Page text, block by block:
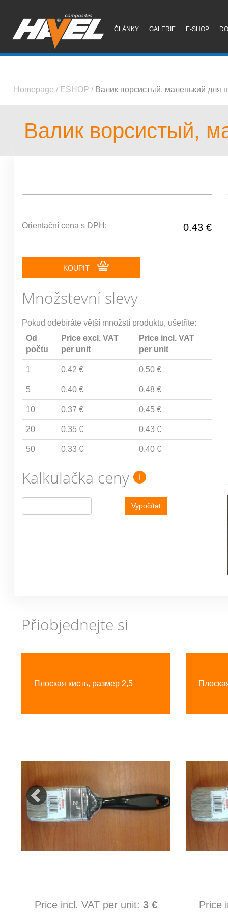
ČLÁNKY GALERIE E-SHOP
Homepage / ESHOP / Валик ворсистый, маленький для
Валик ворсистый,
0.43 €
Orientační cena s DPH:
KOUPIT
Množstevní slevy
Pokud odebíráte větší množstí produktu, ušetříte:
Od
počtu
Price excl. VAT
per unit
Price incl. VAT
per unit
1 0.42 € 0.50 €
5 0.40 € 0.48 €
10 0.37 € 0.45 €
20 0.35 € 0.43 €
50 0.33 € 0.40 €
Kalkulačka ceny i
Vypočítat
Přiobjednejte si
Плоская кисть, размер 2,5
Price incl. VAT per unit:3 € Price